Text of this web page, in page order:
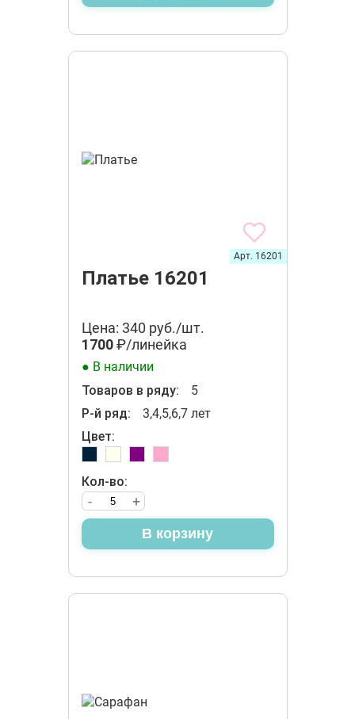
Платье 16201
Арт. 16201
Цена: 340 руб./шт.
1700₽/линейка
● В наличии
Товаров в ряду:
5
Р-й ряд:
3,4,5,6,7 лет
Цвет:
Кол-во:
+
-
В корзину